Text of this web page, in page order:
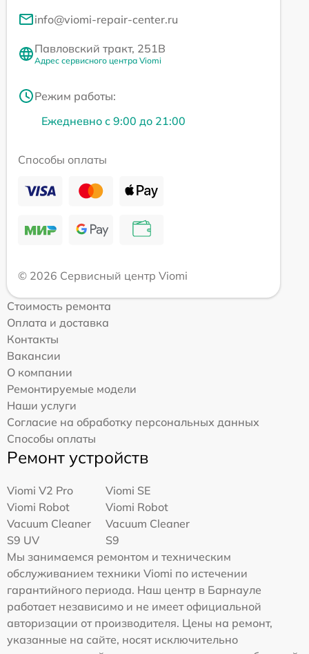
info@viomi-repair-center.ru
Павловский тракт, 251В
Адрес сервисного центра Viomi
Режим работы:
Ежедневно с 9:00 до 21:00
Способы оплаты
© 2026 Сервисный центр Viomi
Стоимость ремонта
Оплата и доставка
Контакты
Вакансии
О компании
Ремонтируемые модели
Наши услуги
Согласие на обработку персональных данных
Способы оплаты
Ремонт устройств
Viomi V2 Pro
Viomi SE
Viomi Robot
Vacuum Cleaner
S9 UV
Viomi Robot
Vacuum Cleaner
S9
Мы занимаемся ремонтом и техническим
обслуживанием техники Viomi по истечении
гарантийного периода. Наш центр в Барнауле
работает независимо и не имеет официальной
авторизации от производителя. Цены на ремонт,
указанные на сайте, носят исключительно